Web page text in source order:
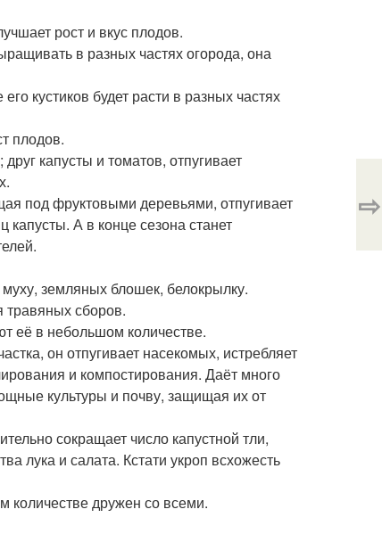
рост и вкус плодов.
в разных частях огорода, она
кустиков будет расти в разных частях
плодов.
капусты и томатов, отпугивает
под фруктовыми деревьями, отпугивает
капусты. А в конце сезона станет
земляных блошек, белокрылку.
травяных сборов.
её в небольшом количестве.
он отпугивает насекомых, истребляет
и компостирования. Даёт много
культуры и почву, защищая их от
сокращает число капустной тли,
лука и салата. Кстати укроп всхожесть
количестве дружен со всеми.
⇨